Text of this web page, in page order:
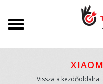
Vissza a kezdőoldalra